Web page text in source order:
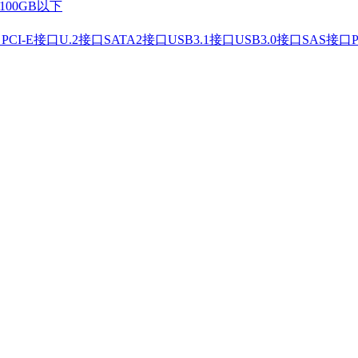
100GB以下
PCI-E接口U.2接口SATA2接口USB3.1接口USB3.0接口SAS接口